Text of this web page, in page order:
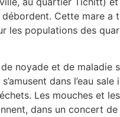
débordent. Cette mare a
les populations des
noyade et de maladie
dans l’eau
Les mouches et
dans un concert